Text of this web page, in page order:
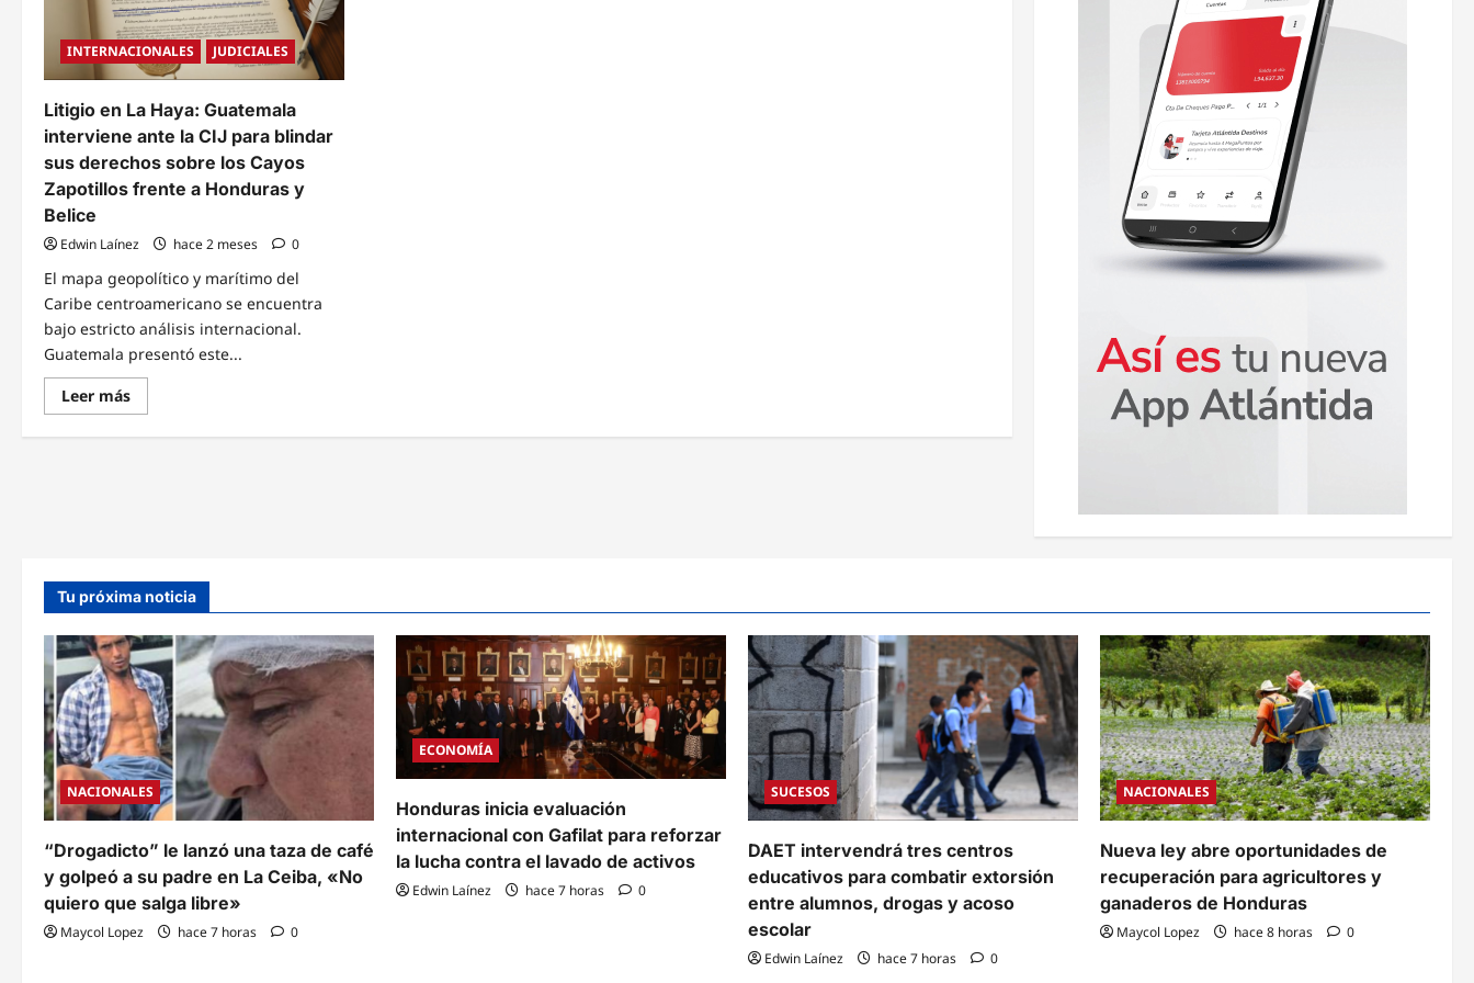
INTERNACIONALES JUDICIALES
Litigio en La Haya: Guatemala
interviene ante la CIJ para blindar
sus derechos sobre los Cayos
Zapotillos frente a Honduras y
Belice
Edwin Laínez hace 2 meses 0
El mapa geopolítico y marítimo del
Caribe centroamericano se encuentra
bajo estricto análisis internacional.
Guatemala presentó este...
Leer másRead
more
Litigio
para
blindar
sus
sobre
los
Cayos
Zapotillos
frente
a
Honduras
y
Belice
Tu próxima noticia
NACIONALES
“Drogadicto” le lanzó una taza de café
y golpeó a su padre en La Ceiba, «No
quiero que salga libre»
Maycol Lopez hace 7 horas 0
ECONOMÍA
Honduras inicia evaluación
internacional con Gafilat para reforzar
la lucha contra el lavado de activos
Edwin Laínez hace 7 horas 0
SUCESOS
DAET intervendrá tres centros
educativos para combatir extorsión
entre alumnos, drogas y acoso
escolar
Edwin Laínez hace 7 horas 0
NACIONALES
Nueva ley abre oportunidades de
recuperación para agricultores y
ganaderos de Honduras
Maycol Lopez hace 8 horas 0